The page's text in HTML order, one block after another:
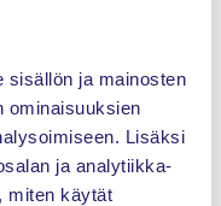
sisällön ja mainosten
ominaisuuksien
Lisäksi
ja analytiikka-
miten käytät
pilotointiin myös
projektijohtamisen
kattavaa
Opiskelijat ovat
tavalla
harjoitella